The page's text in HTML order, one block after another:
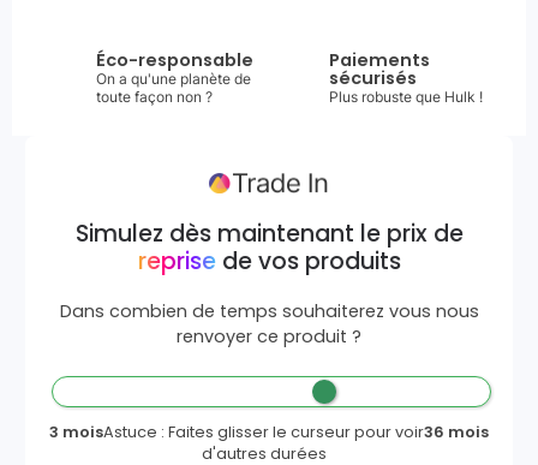
Éco-responsable
On a qu'une planète de
toute façon non ?
Paiements
sécurisés
Plus robuste que Hulk !
Simulez dès maintenant le prix de
reprisede vos produits
Dans combien de temps souhaiterez vous nous
renvoyer ce produit ?
3 moisAstuce : Faites glisser le curseur pour voir
d'autres durées
36 mois